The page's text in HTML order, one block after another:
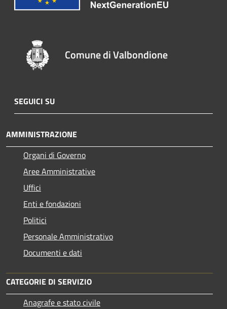
Comune di Valbondione
SEGUICI SU
AMMINISTRAZIONE
Organi di Governo
Aree Amministrative
Uffici
Enti e fondazioni
Politici
Personale Amministrativo
Documenti e dati
CATEGORIE DI SERVIZIO
Anagrafe e stato civile